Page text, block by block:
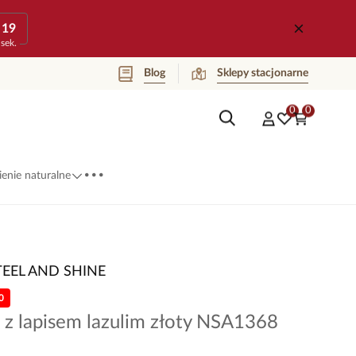
19
sek.
Blog Sklepy stacjonarne
0 0
naturalne ...
AND SHINE
z lapisem lazulim złoty NSA1368